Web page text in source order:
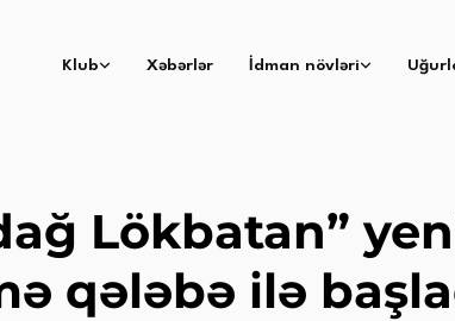
Klub Xəbərlər İdman növləri
Lökbatan”
qələbə ilə